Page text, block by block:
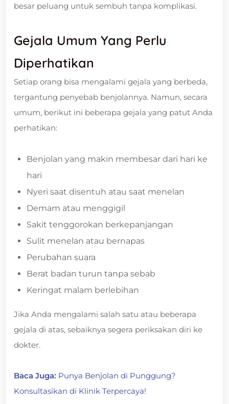
besar peluang untuk sembuh tanpa komplikasi.
Gejala Umum Yang Perlu
Diperhatikan
Setiap orang bisa mengalami gejala yang berbeda,
tergantung penyebab benjolannya. Namun, secara
umum, berikut ini beberapa gejala yang patut Anda
perhatikan:
Benjolan yang makin membesar dari hari ke
hari
Nyeri saat disentuh atau saat menelan
Demam atau menggigil
Sakit tenggorokan berkepanjangan
Sulit menelan atau bernapas
Perubahan suara
Berat badan turun tanpa sebab
Keringat malam berlebihan
Jika Anda mengalami salah satu atau beberapa
gejala di atas, sebaiknya segera periksakan diri ke
dokter.
Baca Juga: Punya Benjolan di Punggung?
Konsultasikan di Klinik Terpercaya!